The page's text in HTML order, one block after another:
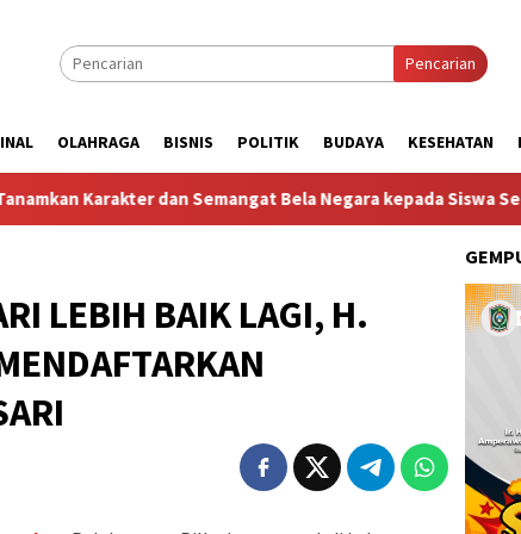
Pencarian
OLAHRAGA BISNIS POLITIK BUDAYA KESEHATAN
dan Semangat Bela Negara kepada Siswa Sekolah Rakyat
LEBIH BAIK LAGI, H.